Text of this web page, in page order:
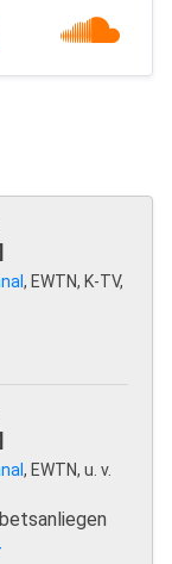
, EWTN, K-TV,
, EWTN, u. v.